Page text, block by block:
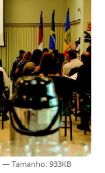
— Tamanho: 933KB